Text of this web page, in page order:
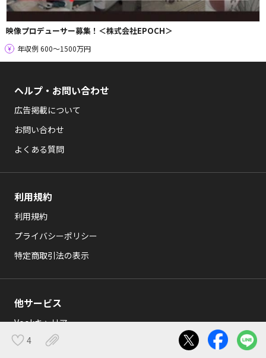
4
映像プロデューサー募集！＜株式会社EPOCH＞
年収例 600〜1500万円
ヘルプ・お問い合わせ
広告掲載について
お問い合わせ
よくある質問
利用規約
利用規約
プライバシーポリシー
特定商取引法の表示
他サービス
Vookキャリア
Vook school